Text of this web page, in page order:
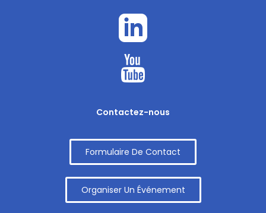
Contactez-nous
Formulaire De Contact
Organiser Un Événement